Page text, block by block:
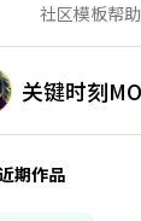
社区模板帮助
关键时刻
期作品